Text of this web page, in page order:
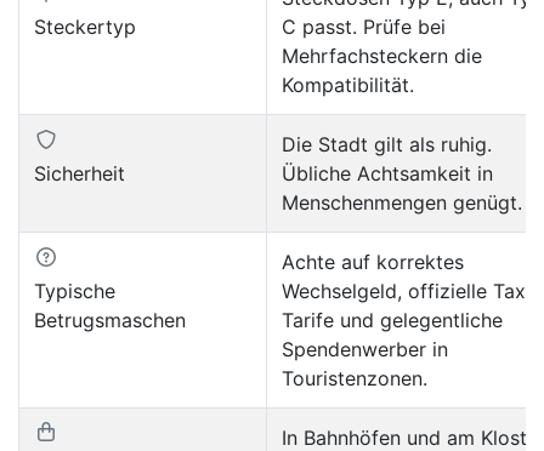
Steckertyp
C passt. Prüfe bei
Mehrfachsteckern die
Kompatibilität.
Sicherheit
Die Stadt gilt als ruhig.
Übliche Achtsamkeit in
Menschenmengen genügt.
Typische
Betrugsmaschen
Achte auf korrektes
Wechselgeld, offizielle Taxi-
Tarife und gelegentliche
Spendenwerber in
Touristenzonen.
In Bahnhöfen und am Kloster